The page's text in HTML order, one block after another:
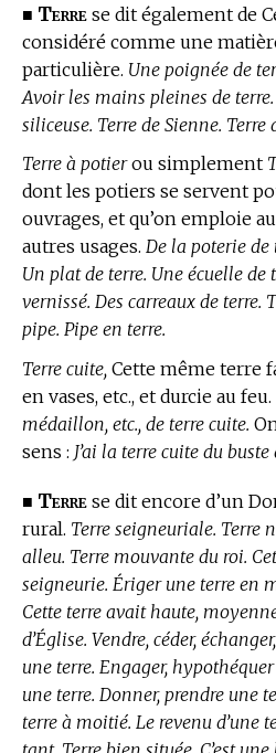
■ Terre se dit également de
considéré comme une
particulière. Une poignée de
Avoir les mains pleines de
siliceuse. Terre de Sienne. Terre
Terre à potierou simplement
dont les potiers se servent
ouvrages, et qu’on emploie
autres usages. De la poterie de
Un plat de terre. Une écuelle de
vernissé. Des carreaux de terre.
pipe. Pipe en terre.
Terre cuite, Cette même terre
en vases, etc., et durcie au feu.
médaillon, etc., de terre cuite.
sens : J’ai la terre cuite du
■ Terre se dit encore d’un
rural. Terre seigneuriale. Terre
alleu. Terre mouvante du roi.
seigneurie. Ériger une terre en
Cette terre avait haute,
d’Église. Vendre, céder,
une terre. Engager,
une terre. Donner, prendre une
terre à moitié. Le revenu d’une